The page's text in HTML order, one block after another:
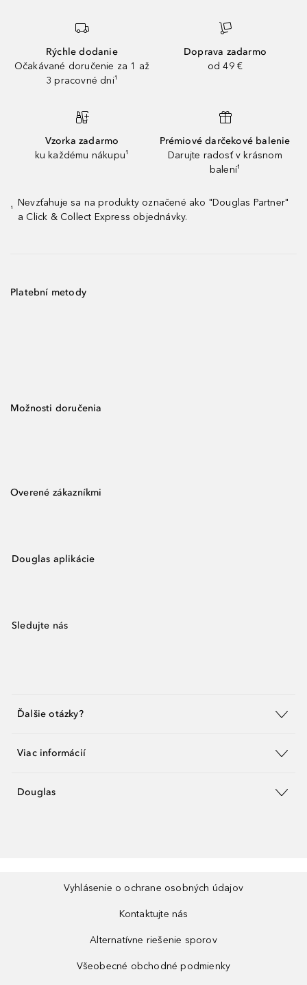
Rýchle dodanie
Očakávané doručenie za 1 až
3 pracovné dni¹
Doprava zadarmo
od 49 €
Vzorka zadarmo
ku každému nákupu¹
Prémiové darčekové balenie
Darujte radosť v krásnom
balení¹
¹
Nevzťahuje sa na produkty označené ako "Douglas Partner"
a Click & Collect Express objednávky.
Platební metody
Možnosti doručenia
Overené zákazníkmi
Douglas aplikácie
Sledujte nás
Ďalšie otázky?
Viac informácií
Douglas
Vyhlásenie o ochrane osobných údajov
Kontaktujte nás
Alternatívne riešenie sporov
Všeobecné obchodné podmienky